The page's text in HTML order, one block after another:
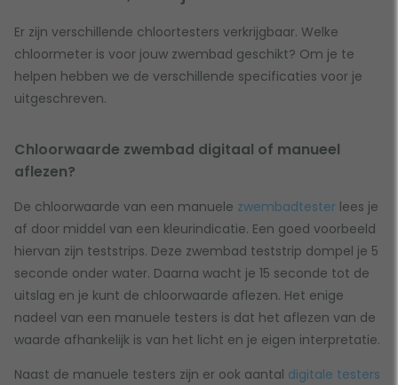
Er zijn verschillende chloortesters verkrijgbaar. Welke
chloormeter is voor jouw zwembad geschikt? Om je te
helpen hebben we de verschillende specificaties voor je
uitgeschreven.
Chloorwaarde zwembad digitaal of manueel
aflezen?
De chloorwaarde van een manuele zwembadtester lees je
af door middel van een kleurindicatie. Een goed voorbeeld
hiervan zijn teststrips. Deze zwembad teststrip dompel je 5
seconde onder water. Daarna wacht je 15 seconde tot de
uitslag en je kunt de chloorwaarde aflezen. Het enige
nadeel van een manuele testers is dat het aflezen van de
waarde afhankelijk is van het licht en je eigen interpretatie.
Naast de manuele testers zijn er ook aantal digitale testers